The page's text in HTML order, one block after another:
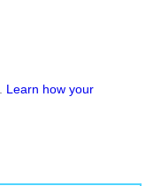
Learn how your